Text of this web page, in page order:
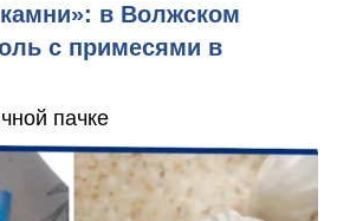
в Волжском
с примесями в
пачке